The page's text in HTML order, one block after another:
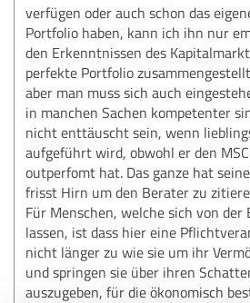
verfügen oder auch schon das
Portfolio haben, kann ich ihn nur
den Erkenntnissen des
perfekte Portfolio
aber man muss sich auch
in manchen Sachen kompetenter
nicht enttäuscht sein, wenn
aufgeführt wird, obwohl er den
outperfomt hat. Das ganze hat
frisst Hirn um den Berater zu
Für Menschen, welche sich von der
lassen, ist dass hier eine
nicht länger zu wie sie um ihr
und springen sie über ihren
auszugeben, für die ökonomisch